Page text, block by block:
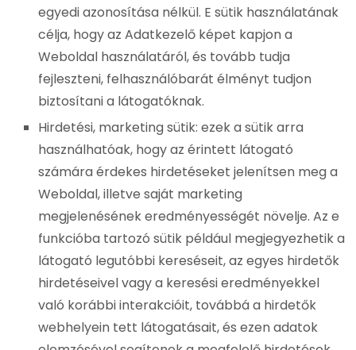
egyedi azonosítása nélkül. E sütik használatának
célja, hogy az Adatkezelő képet kapjon a
Weboldal használatáról, és tovább tudja
fejleszteni, felhasználóbarát élményt tudjon
biztosítani a látogatóknak.
Hirdetési, marketing sütik: ezek a sütik arra
használhatóak, hogy az érintett látogató
számára érdekes hirdetéseket jelenítsen meg a
Weboldal, illetve saját marketing
megjelenésének eredményességét növelje. Az e
funkcióba tartozó sütik például megjegyezhetik a
látogató legutóbbi kereséseit, az egyes hirdetők
hirdetéseivel vagy a keresési eredményekkel
való korábbi interakcióit, továbbá a hirdetők
webhelyein tett látogatásait, és ezen adatok